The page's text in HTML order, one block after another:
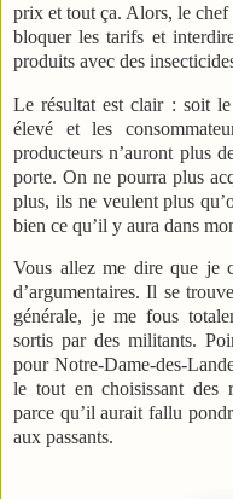
prix et tout ça. Alors, le
bloquer les tarifs et
produits avec des
Le résultat est clair : soit
élevé et les
producteurs n’auront plus
porte. On ne pourra plus
plus, ils ne veulent plus
bien ce qu’il y aura dans
Vous allez me dire que je
d’argumentaires. Il se
générale, je me fous
sortis par des militants.
pour Notre-Dame-des-
le tout en choisissant des
parce qu’il aurait fallu
aux passants.